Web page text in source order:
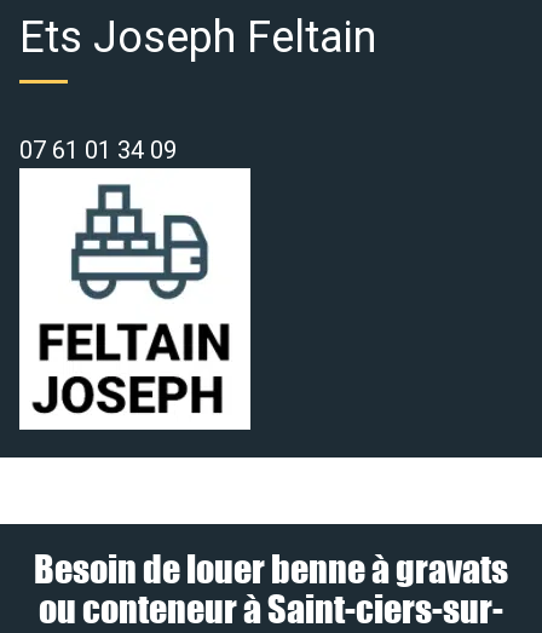
Ets Joseph Feltain
07 61 01 34 09
Besoin de louer benne à gravats
ou conteneur à Saint-ciers-sur-